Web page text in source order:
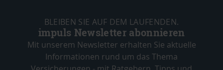
BLEIBEN SIE AUF DEM LAUFENDEN.
impuls Newsletter abonnieren
Mit unserem Newsletter erhalten Sie aktuelle
Informationen rund um das Thema